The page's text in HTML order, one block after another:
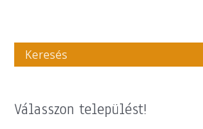
Válasszon települést!